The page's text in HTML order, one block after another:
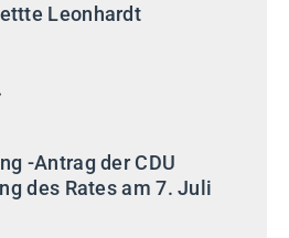
Leonhardt
-Antrag der CDU
des Rates am 7. Juli